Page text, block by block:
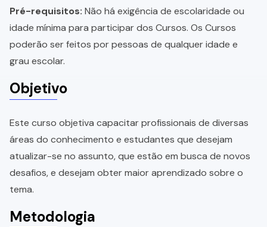
Pré-requisitos: Não há exigência de escolaridade ou
idade mínima para participar dos Cursos. Os Cursos
poderão ser feitos por pessoas de qualquer idade e
grau escolar.
Objetivo
Este curso objetiva capacitar profissionais de diversas
áreas do conhecimento e estudantes que desejam
atualizar-se no assunto, que estão em busca de novos
desafios, e desejam obter maior aprendizado sobre o
tema.
Metodologia